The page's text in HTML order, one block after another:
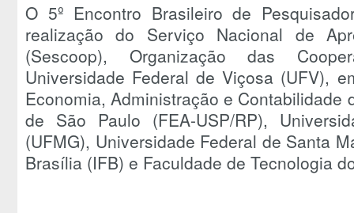
O 5º Encontro Brasileiro de
realização do Serviço Nacional de
(Sescoop), Organização das
Universidade Federal de Viçosa (UFV),
Economia, Administração e Contabilidade
de São Paulo (FEA-USP/RP),
(UFMG), Universidade Federal de Santa
Brasília (IFB) e Faculdade de Tecnologia